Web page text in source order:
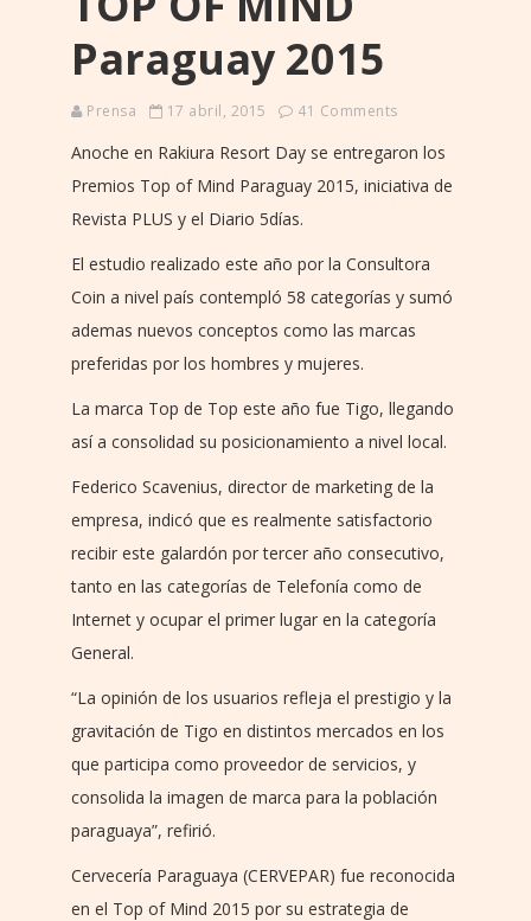
Paraguay 2015
Prensa 17 abril, 2015 41 Comments
Anoche en Rakiura Resort Day se entregaron los
Premios Top of Mind Paraguay 2015, iniciativa de
Revista PLUS y el Diario 5días.
El estudio realizado este año por la Consultora
Coin a nivel país contempló 58 categorías y sumó
ademas nuevos conceptos como las marcas
preferidas por los hombres y mujeres.
La marca Top de Top este año fue Tigo, llegando
así a consolidad su posicionamiento a nivel local.
Federico Scavenius, director de marketing de la
empresa, indicó que es realmente satisfactorio
recibir este galardón por tercer año consecutivo,
tanto en las categorías de Telefonía como de
Internet y ocupar el primer lugar en la categoría
General.
“La opinión de los usuarios refleja el prestigio y la
gravitación de Tigo en distintos mercados en los
que participa como proveedor de servicios, y
consolida la imagen de marca para la población
paraguaya”, refirió.
Cervecería Paraguaya (CERVEPAR) fue reconocida
en el Top of Mind 2015 por su estrategia de